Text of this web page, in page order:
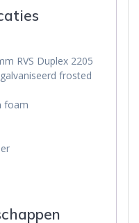
RVS Duplex 2205
frosted
foam